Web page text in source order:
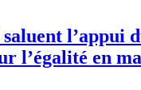
l’appui
l’égalité en